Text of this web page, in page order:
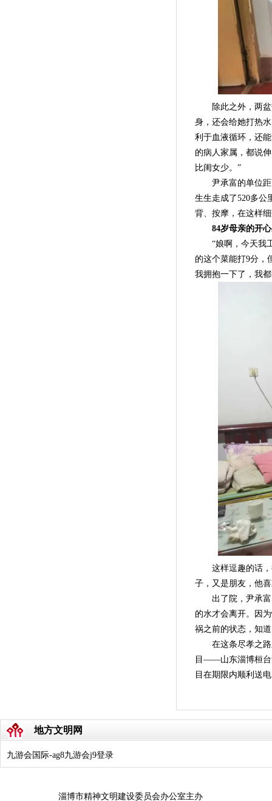
除此之外，两盆
身，还会给她打热
利于血液循环，还
的病人家属，都说
比闺女少。”
尹承富的单位距
生生走成了520多公
背、按摩，在这样
84岁母亲的开
“娘啊，今天我工
的这个菜能打9分，
我拥抱一下了，我
这样逗趣的话，
子，又是朋友，他
出了院，尹承富
的水才会离开。因
祸之前的状态，知
在这条尽孝之路
目——山东淄博桓台
目在期限内顺利送
地方文明网
九游会国际-ag8九游会j9登录
淄博市精神文明建设委员会办公室主办